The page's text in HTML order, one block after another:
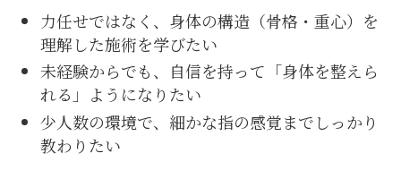
力任せではなく、身体の構造（骨格・重心）を
理解した施術を学びたい
未経験からでも、自信を持って「身体を整えら
れる」ようになりたい
少人数の環境で、細かな指の感覚までしっかり
教わりたい